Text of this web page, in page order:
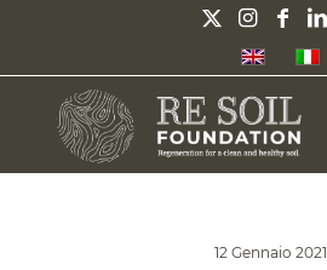
12 Gennaio 2021